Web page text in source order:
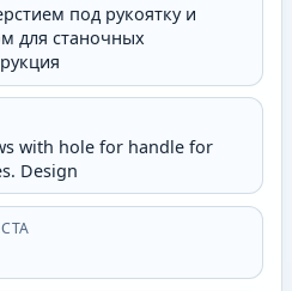
под рукоятку и
для станочных
with hole for handle for
Design